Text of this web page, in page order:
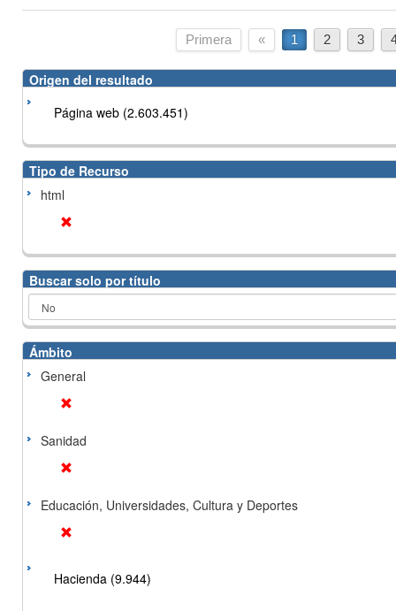
Primera « 1 2 3
Origen del resultado
Página web (2.603.451)
Tipo de Recurso
html
Buscar solo por título
Ámbito
General
Sanidad
Educación, Universidades, Cultura y Deportes
Hacienda (9.944)